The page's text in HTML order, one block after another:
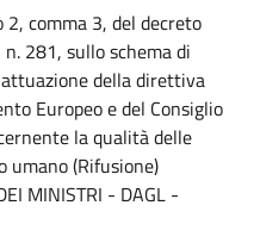
2, comma 3, del decreto
281, sullo schema di
della direttiva
Europeo e del Consiglio
la qualità delle
umano (Rifusione)
MINISTRI - DAGL -